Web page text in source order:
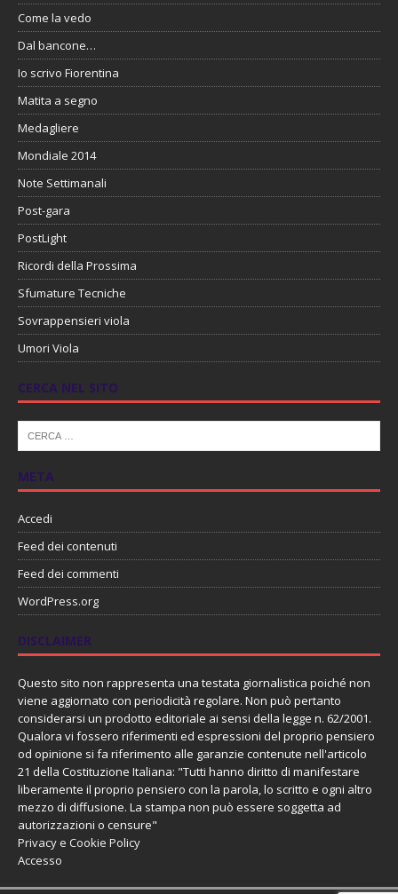
Come la vedo
Dal bancone…
Io scrivo Fiorentina
Matita a segno
Medagliere
Mondiale 2014
Note Settimanali
Post-gara
PostLight
Ricordi della Prossima
Sfumature Tecniche
Sovrappensieri viola
Umori Viola
CERCA NEL SITO
META
Accedi
Feed dei contenuti
Feed dei commenti
WordPress.org
DISCLAIMER
Questo sito non rappresenta una testata giornalistica poiché non
viene aggiornato con periodicità regolare. Non può pertanto
considerarsi un prodotto editoriale ai sensi della legge n. 62/2001.
Qualora vi fossero riferimenti ed espressioni del proprio pensiero
od opinione si fa riferimento alle garanzie contenute nell'articolo
21 della Costituzione Italiana: "Tutti hanno diritto di manifestare
liberamente il proprio pensiero con la parola, lo scritto e ogni altro
mezzo di diffusione. La stampa non può essere soggetta ad
autorizzazioni o censure"
Privacy e Cookie Policy
Accesso